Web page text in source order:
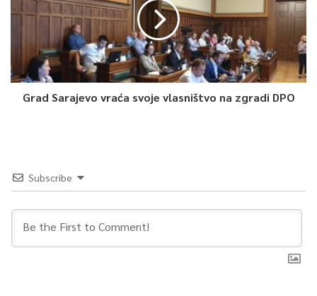
bude bolje – naglasio je premijer.
0
Article Rating
Grad Sarajevo vraća svoje vlasništvo na zgradi DPO
Subscribe